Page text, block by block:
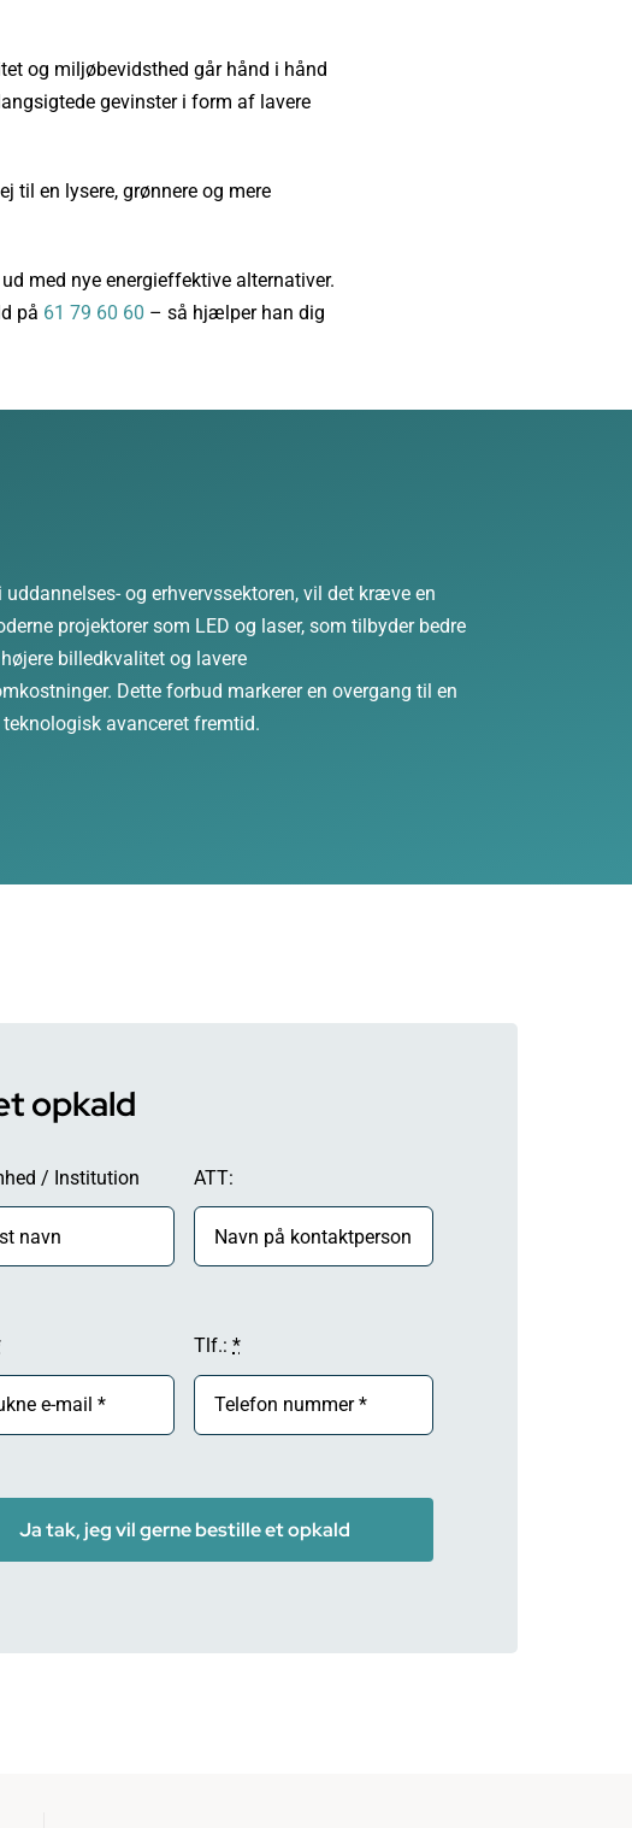
og miljøbevidsthed går hånd i hånd
gevinster i form af lavere
til en lysere, grønnere og mere
med nye energieffektive alternativer.
på 61 79 60 60 – så hjælper han dig
og erhvervssektoren, vil det kræve en
projektorer som LED og laser, som tilbyder bedre
billedkvalitet og lavere
Dette forbud markerer en overgang til en
avanceret fremtid.
opkald
/ Institution ATT:
Tlf.:*
Ja tak, jeg vil gerne bestille et opkald